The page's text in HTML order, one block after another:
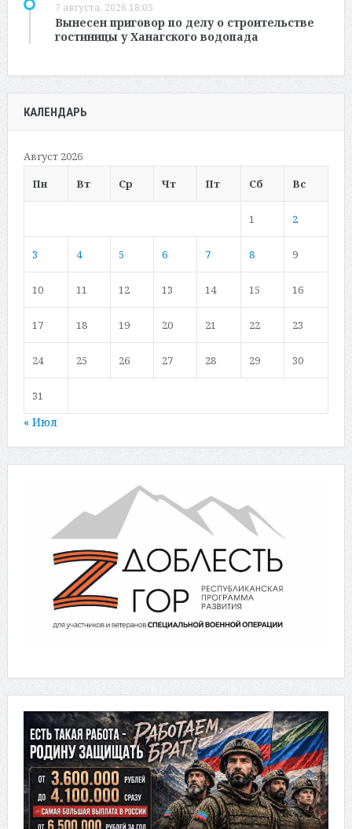
7 августа, 2026 18:05
Вынесен приговор по делу о строительстве
гостиницы у Ханагского водопада
КАЛЕНДАРЬ
Август 2026
Пн
Вт Ср Чт Пт Сб Вс
1 2
3 4 5 6 7 8 9
10 11 12 13 14 15 16
17 18 19 20 21 22 23
24 25 26 27 28 29 30
31
« Июл